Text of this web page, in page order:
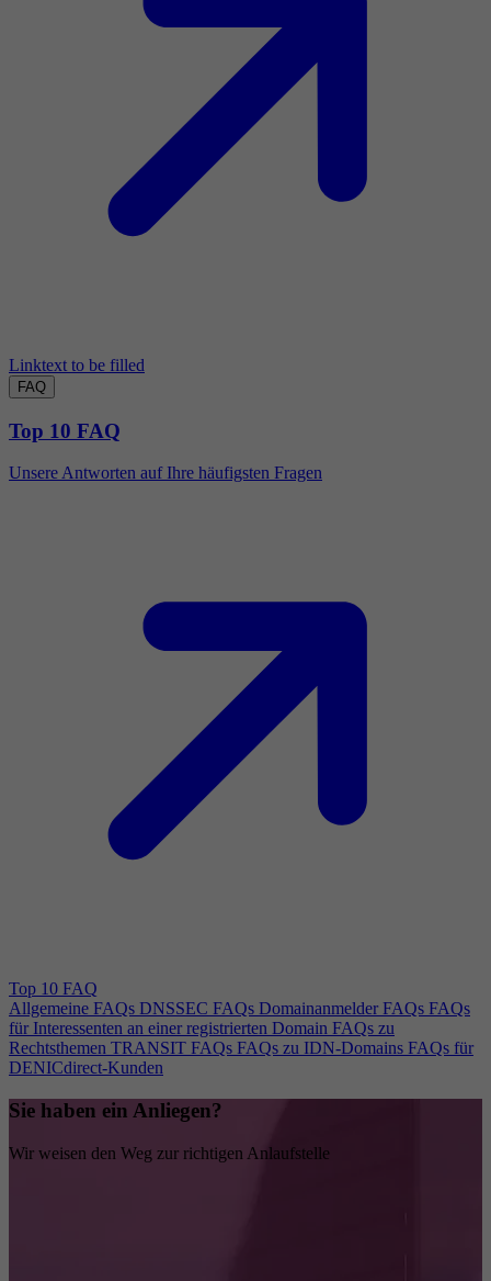
Linktext to be filled
FAQ
Top 10 FAQ
Unsere Antworten auf Ihre häufigsten Fragen
Top 10 FAQ
Allgemeine FAQs DNSSEC FAQs Domainanmelder FAQs FAQs
für Interessenten an einer registrierten Domain FAQs zu
Rechtsthemen TRANSIT FAQs FAQs zu IDN-Domains FAQs für
DENICdirect-Kunden
Sie haben ein Anliegen?
Wir weisen den Weg zur richtigen Anlaufstelle